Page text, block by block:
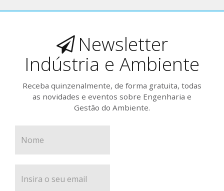
Newsletter
Indústria e Ambiente
Receba quinzenalmente, de forma gratuita, todas
as novidades e eventos sobre Engenharia e
Gestão do Ambiente.